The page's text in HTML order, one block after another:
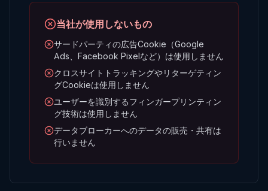
当社が使用しないもの
サードパーティの広告Cookie（Google
Ads、Facebook Pixelなど）は使用しません
クロスサイトトラッキングやリターゲティン
グCookieは使用しません
ユーザーを識別するフィンガープリンティン
グ技術は使用しません
データブローカーへのデータの販売・共有は
行いません